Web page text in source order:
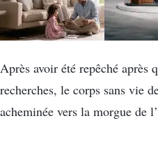
Après avoir été repêché après
recherches, le corps sans vie
acheminée vers la morgue de